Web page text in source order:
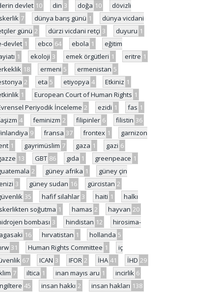
devlet 10 din 3 doğa 10
dövizli
7 dünya barış günü 1
dünya vicdani
günü 2 dürzi vicdani retçi 3 duyuru 1
devlet 1 ebco 64 ebola 1
eğitim
1 ekoloji 3 emek örgütleri 1 eritre 1
18 ermeni 5 ermenistan 5
2 eta 5 etiyopya 4 Etkiniz 1
1 European Court of Human Rights 1
Periyodik İnceleme 2 ezidi 1 fas 1
4 feminizm 2 filipinler 6 filistin 36
9 fransa 37 frontex 1
garnizon
1 gayrimüslim 7 gaza 1 gazi 6
13 GBT 86 gıda 1 greenpeace 1
2 güney afrika 1
güney çin
3 güney sudan 16 gürcistan 2
35 hafif silahlar 3 haiti 1
halkı
soğutma 1 hamas 2 hayvan 20
bombası 3 hindistan 12
hirosima-
16 hırvatistan 1 hollanda 5
31 Human Rights Committee 1
iç
67 ICAN 3 IFOR 2 İHA 41 İHD 29
7 iltica 1 inan mayıs aru 1 incirlik 6
45 insan hakkı 2 insan hakları 138